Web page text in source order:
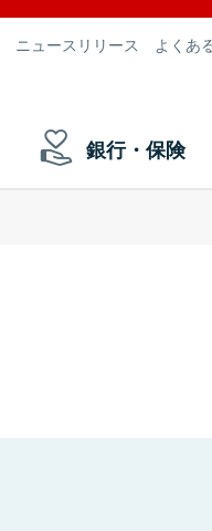
ニュースリリース よくあ
銀行・保険